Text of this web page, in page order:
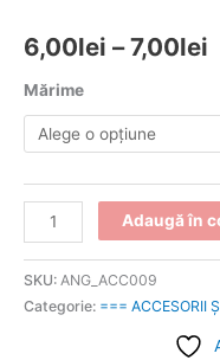
6,00lei – 7,00lei
Mărime
Adaugă în
SKU: ANG_ACC009
Categorie: === ACCESORII